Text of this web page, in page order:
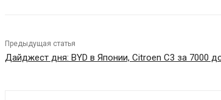
Предыдущая статья
Дайджест дня: BYD в Японии, Citroen C3 за 7000